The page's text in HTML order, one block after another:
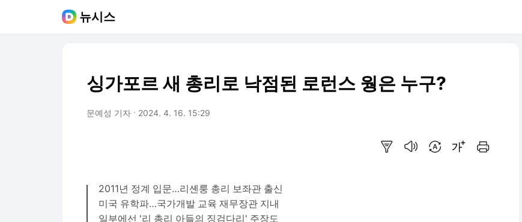
뉴시스
싱가포르 새 총리로 낙점된 로런스 웡은 누구?
문예성 기자 2024. 4. 16. 15:29
2011년 정계 입문…리셴룽 총리 보좌관 출신
미국 유학파…국가개발 교육 재무장관 지내
일부에선 '리 총리 아들의 징검다리' 주장도